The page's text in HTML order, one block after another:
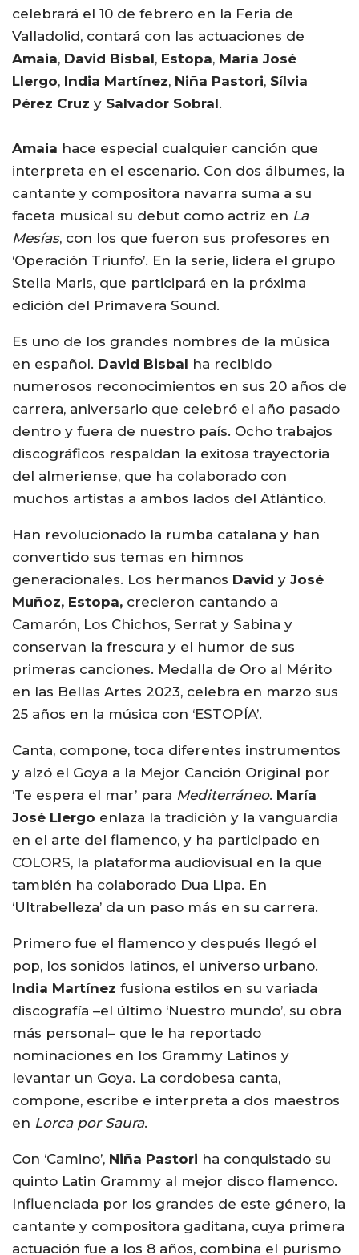
celebrará el 10 de febrero en la Feria de
Valladolid, contará con las actuaciones de
Amaia, David Bisbal, Estopa, María José
Llergo, India Martínez, Niña Pastori, Sílvia
Pérez Cruz y Salvador Sobral.
Amaia hace especial cualquier canción que
interpreta en el escenario. Con dos álbumes, la
cantante y compositora navarra suma a su
faceta musical su debut como actriz en La
Mesías, con los que fueron sus profesores en
‘Operación Triunfo’. En la serie, lidera el grupo
Stella Maris, que participará en la próxima
edición del Primavera Sound.
Es uno de los grandes nombres de la música
en español. David Bisbal ha recibido
numerosos reconocimientos en sus 20 años de
carrera, aniversario que celebró el año pasado
dentro y fuera de nuestro país. Ocho trabajos
discográficos respaldan la exitosa trayectoria
del almeriense, que ha colaborado con
muchos artistas a ambos lados del Atlántico.
Han revolucionado la rumba catalana y han
convertido sus temas en himnos
generacionales. Los hermanos David y José
Muñoz, Estopa, crecieron cantando a
Camarón, Los Chichos, Serrat y Sabina y
conservan la frescura y el humor de sus
primeras canciones. Medalla de Oro al Mérito
en las Bellas Artes 2023, celebra en marzo sus
25 años en la música con ‘ESTOPÍA’.
Canta, compone, toca diferentes instrumentos
y alzó el Goya a la Mejor Canción Original por
‘Te espera el mar’ para Mediterráneo. María
José Llergo enlaza la tradición y la vanguardia
en el arte del flamenco, y ha participado en
COLORS, la plataforma audiovisual en la que
también ha colaborado Dua Lipa. En
‘Ultrabelleza’ da un paso más en su carrera.
Primero fue el flamenco y después llegó el
pop, los sonidos latinos, el universo urbano.
India Martínez fusiona estilos en su variada
discografía –el último ‘Nuestro mundo’, su obra
más personal– que le ha reportado
nominaciones en los Grammy Latinos y
levantar un Goya. La cordobesa canta,
compone, escribe e interpreta a dos maestros
en Lorca por Saura.
Con ‘Camino’, Niña Pastori ha conquistado su
quinto Latin Grammy al mejor disco flamenco.
Influenciada por los grandes de este género, la
cantante y compositora gaditana, cuya primera
actuación fue a los 8 años, combina el purismo